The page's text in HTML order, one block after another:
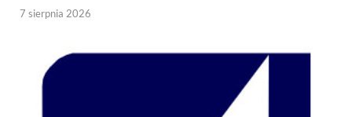
7 sierpnia 2026